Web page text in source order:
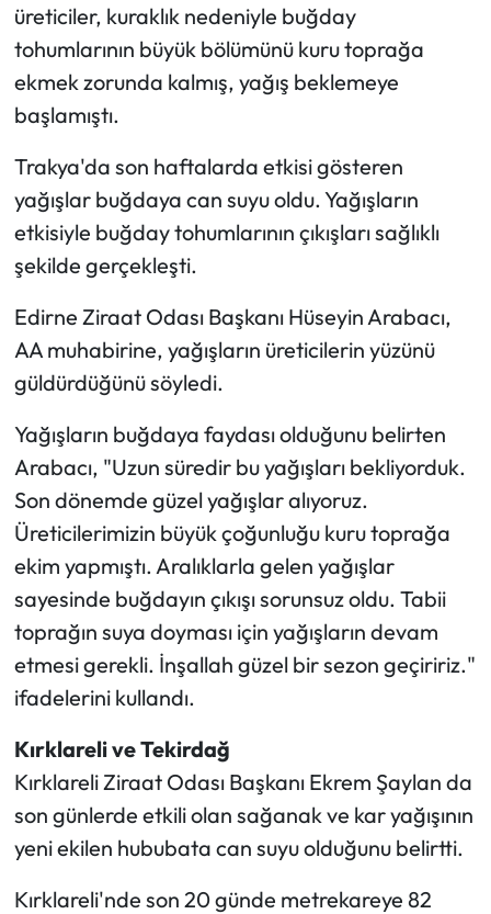
üreticiler, kuraklık nedeniyle buğday
tohumlarının büyük bölümünü kuru toprağa
ekmek zorunda kalmış, yağış beklemeye
başlamıştı.
Trakya'da son haftalarda etkisi gösteren
yağışlar buğdaya can suyu oldu. Yağışların
etkisiyle buğday tohumlarının çıkışları sağlıklı
şekilde gerçekleşti.
Edirne Ziraat Odası Başkanı Hüseyin Arabacı,
AA muhabirine, yağışların üreticilerin yüzünü
güldürdüğünü söyledi.
Yağışların buğdaya faydası olduğunu belirten
Arabacı, "Uzun süredir bu yağışları bekliyorduk.
Son dönemde güzel yağışlar alıyoruz.
Üreticilerimizin büyük çoğunluğu kuru toprağa
ekim yapmıştı. Aralıklarla gelen yağışlar
sayesinde buğdayın çıkışı sorunsuz oldu. Tabii
toprağın suya doyması için yağışların devam
etmesi gerekli. İnşallah güzel bir sezon geçiririz."
ifadelerini kullandı.
Kırklareli ve Tekirdağ
Kırklareli Ziraat Odası Başkanı Ekrem Şaylan da
son günlerde etkili olan sağanak ve kar yağışının
yeni ekilen hububata can suyu olduğunu belirtti.
Kırklareli'nde son 20 günde metrekareye 82